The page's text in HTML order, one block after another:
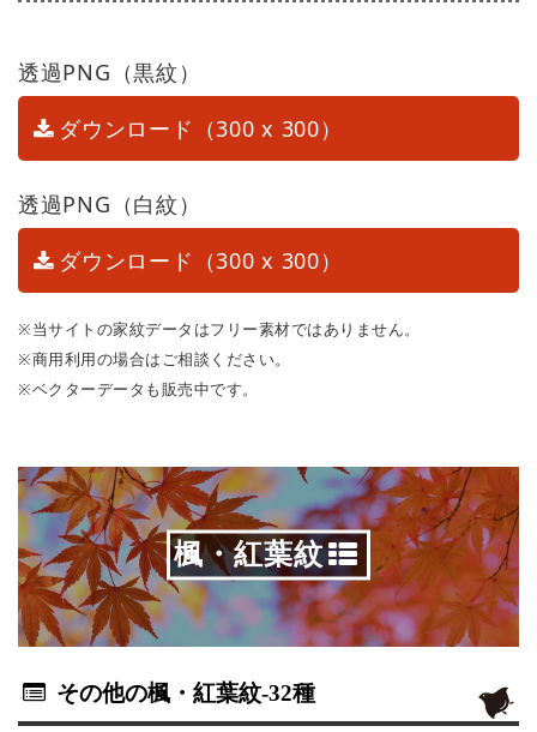
透過PNG（黒紋）
ダウンロード（300 x 300）
透過PNG（白紋）
ダウンロード（300 x 300）
※当サイトの家紋データはフリー素材ではありません。
※商用利用の場合はご相談ください。
※ベクターデータも販売中です。
楓・紅葉紋
その他の楓・紅葉紋-32種